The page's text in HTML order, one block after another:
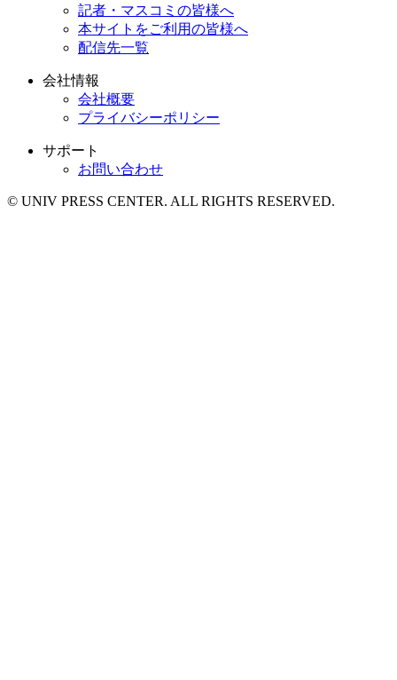
記者・マスコミの皆様へ
本サイトをご利用の皆様へ
配信先一覧
会社情報
会社概要
プライバシーポリシー
サポート
お問い合わせ
© UNIV PRESS CENTER. ALL RIGHTS RESERVED.